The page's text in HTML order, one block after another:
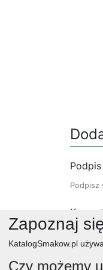
Podpis
Podpisz
Zapoznaj
KatalogSmakow.pl
Czy możemy